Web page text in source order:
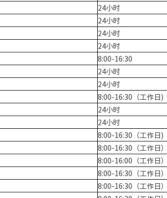
24小时
24小时
24小时
24小时
8:00-16:30
24小时
24小时
8:00-16:30（工作日)
24小时
24小时
8:00-16:30（工作日)
8:00-16:30（工作日）
8:00-16:00（工作日）
8:00-16:30（工作日）
8:00-16:30（工作日）